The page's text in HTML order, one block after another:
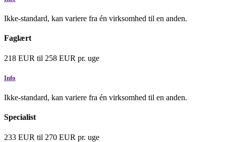
Ikke-standard, kan variere fra én virksomhed til en anden.
Faglært
218 EUR til 258 EUR pr. uge
Info
Ikke-standard, kan variere fra én virksomhed til en anden.
Specialist
233 EUR til 270 EUR pr. uge